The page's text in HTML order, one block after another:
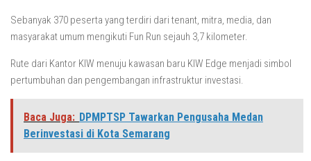
Sebanyak 370 peserta yang terdiri dari tenant, mitra, media, dan
masyarakat umum mengikuti Fun Run sejauh 3,7 kilometer.
Rute dari Kantor KIW menuju kawasan baru KIW Edge menjadi simbol
pertumbuhan dan pengembangan infrastruktur investasi.
Baca Juga: DPMPTSP Tawarkan Pengusaha Medan
Berinvestasi di Kota Semarang